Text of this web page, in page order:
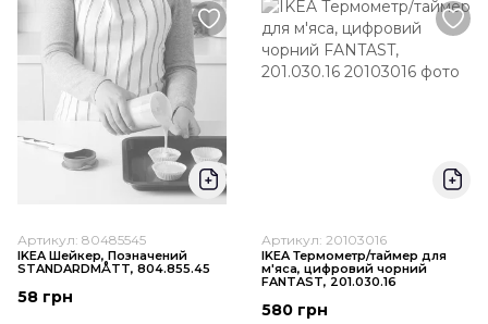
Артикул: 80485545
IKEA Шейкер, Позначений
STANDARDMÅTT, 804.855.45
58 грн
Артикул: 20103016
IKEA Термометр/таймер для
м'яса, цифровий чорний
FANTAST, 201.030.16
580 грн